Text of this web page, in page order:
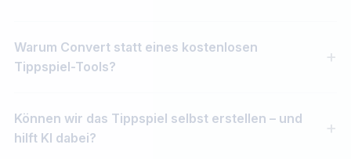
Warum Convert statt eines kostenlosen
Tippspiel-Tools?
Können wir das Tippspiel selbst erstellen – und
hilft KI dabei?